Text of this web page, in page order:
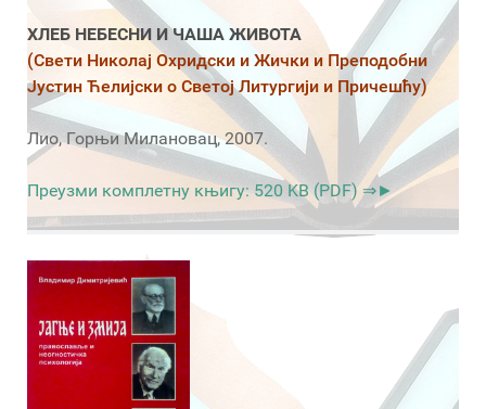
ХЛЕБ НЕБЕСНИ И ЧАША ЖИВОТА
(Свети Николај Охридски и Жички и Преподобни
Јустин Ћелијски о Светој Литургији и Причешћу)
Лио, Горњи Милановац, 2007.
Преузми комплетну књигу: 520 KB (PDF) ⇒►